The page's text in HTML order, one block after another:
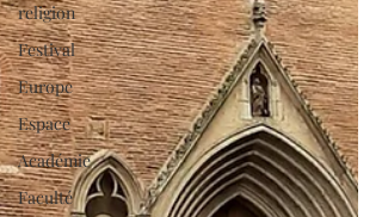
religion
Festival
Europe
Espace
Académie
Faculté